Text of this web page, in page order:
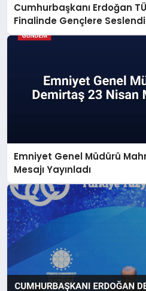
Cumhurbaşkanı Erdoğan
Finalinde Gençlere Seslendi
Emniyet Genel Müdürü
Mesajı Yayınladı